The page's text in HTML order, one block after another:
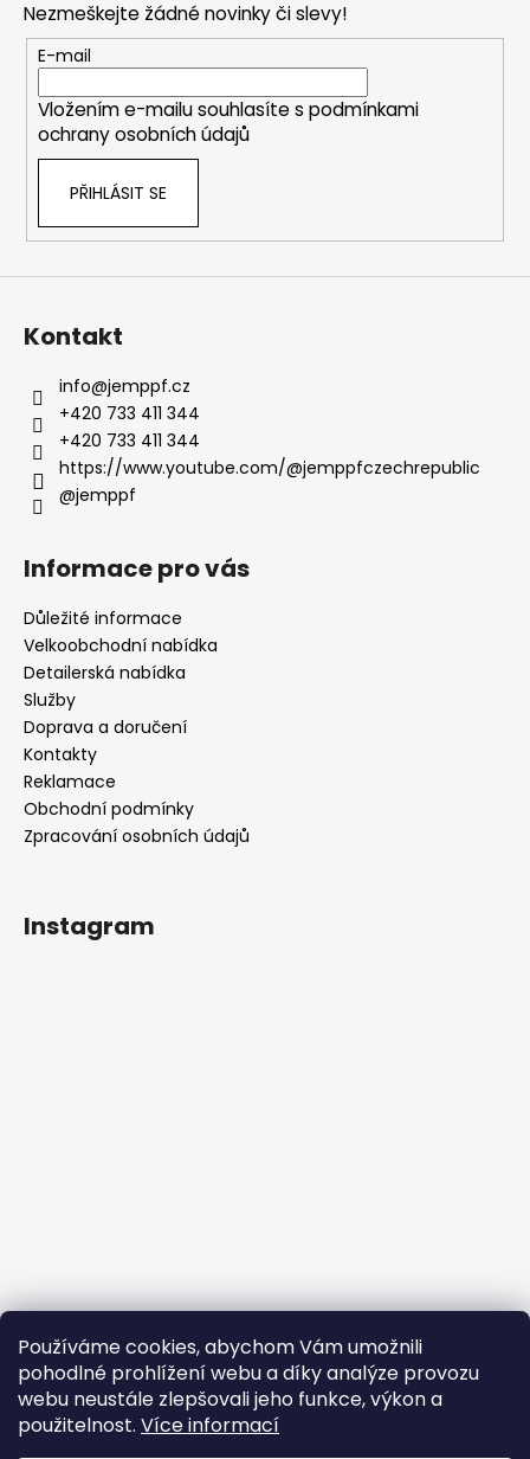
Používáme cookies, abychom Vám umožnili
pohodlné prohlížení webu a díky analýze provozu
webu neustále zlepšovali jeho funkce, výkon a
použitelnost. Více informací
Nezmeškejte žádné novinky či slevy!
E-mail
Vložením e-mailu souhlasíte s podmínkami
ochrany osobních údajů
PŘIHLÁSIT SE
Kontakt
info@jemppf.cz
+420 733 411 344
+420 733 411 344
https://www.youtube.com/@jemppfczechrepublic
@jemppf
Informace pro vás
Důležité informace
Velkoobchodní nabídka
Detailerská nabídka
Služby
Doprava a doručení
Kontakty
Reklamace
Obchodní podmínky
Zpracování osobních údajů
Instagram
Sledovat na Instagramu
Facebook